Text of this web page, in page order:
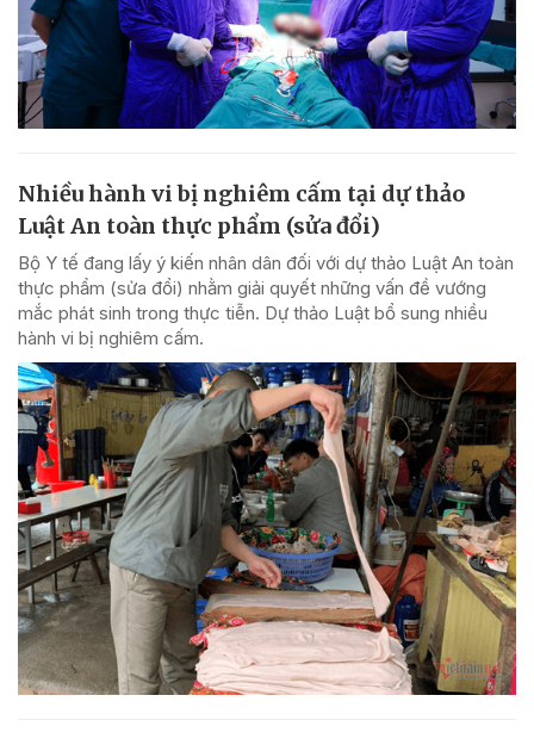
Nhiều hành vi bị nghiêm cấm tại dự thảo
Luật An toàn thực phẩm (sửa đổi)
Bộ Y tế đang lấy ý kiến nhân dân đối với dự thảo Luật An toàn
thực phẩm (sửa đổi) nhằm giải quyết những vấn đề vướng
mắc phát sinh trong thực tiễn. Dự thảo Luật bổ sung nhiều
hành vi bị nghiêm cấm.